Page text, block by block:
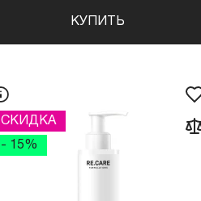
КУПИТЬ
СКИДКА
- 15%